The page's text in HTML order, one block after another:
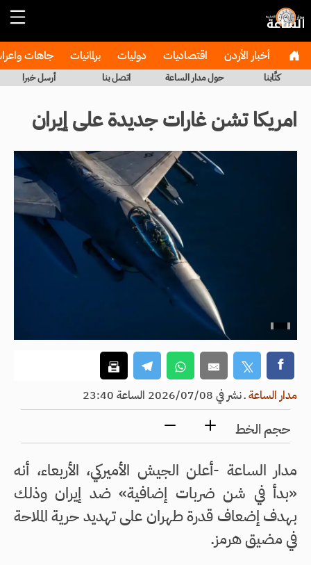
أخبار الأردن اقتصاديات دوليات برلمانيات جاهات
كتَّابنا حول مدار الساعة اتصل بنا أرسل خبرا
امريكا تشن غارات جديدة على إيران
مدار الساعةـنشر في 2026/07/08 الساعة 23:40
حجم الخط
مدار الساعة -أعلن الجيش الأميركي، الأربعاء، أنه
«بدأ في شن ضربات إضافية» ضد إيران وذلك
بهدف إضعاف قدرة طهران على تهديد حرية الملاحة
في مضيق هرمز.